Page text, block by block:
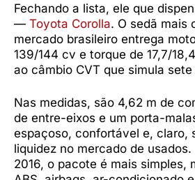
Fechando a lista, ele que
— Toyota Corolla. O sedã mais
mercado brasileiro entrega
139/144 cv e torque de 17,7/
ao câmbio CVT que simula
Nas medidas, são 4,62 m de
de entre-eixos e um porta-
espaçoso, confortável e, claro,
liquidez no mercado de
2016, o pacote é mais simples,